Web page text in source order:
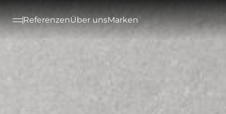
ReferenzenÜber unsMarken